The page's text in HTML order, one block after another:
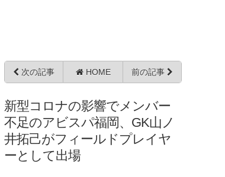
次の記事 HOME 前の記事
新型コロナの影響でメンバー
不足のアビスパ福岡、GK山ノ
井拓己がフィールドプレイヤ
ーとして出場